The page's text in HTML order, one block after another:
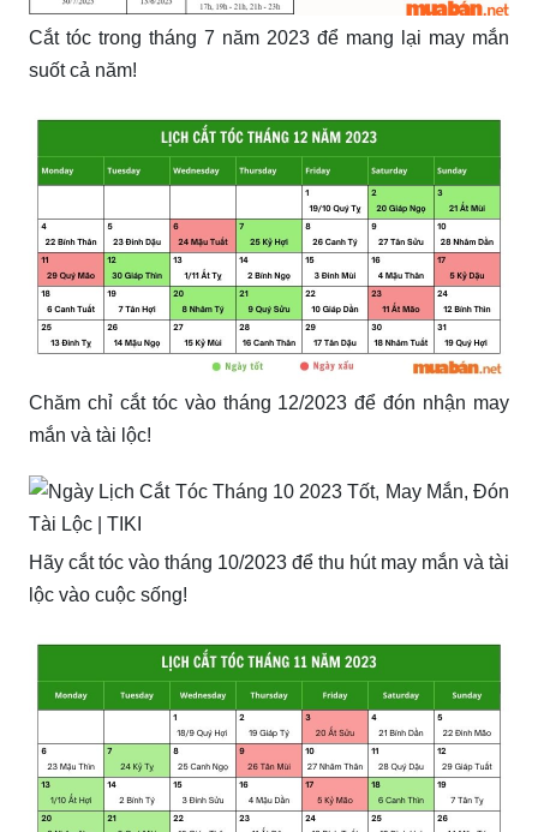
Cắt tóc trong tháng 7 năm 2023 để mang lại may mắn
suốt cả năm!
Chăm chỉ cắt tóc vào tháng 12/2023 để đón nhận may
mắn và tài lộc!
Hãy cắt tóc vào tháng 10/2023 để thu hút may mắn và tài
lộc vào cuộc sống!